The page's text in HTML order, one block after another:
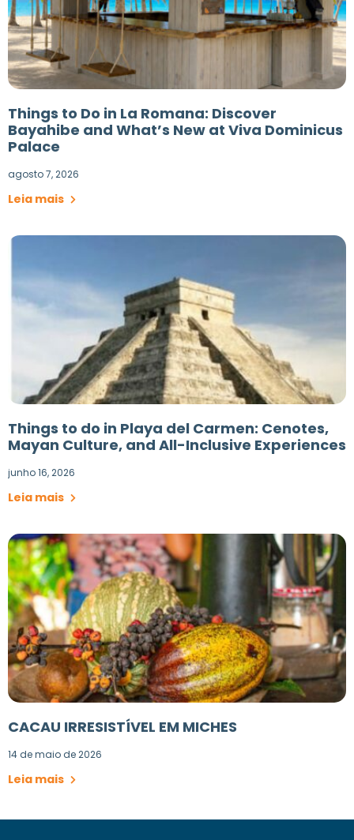
Things to Do in La Romana: Discover
Bayahibe and What’s New at Viva Dominicus
Palace
agosto 7, 2026
Leia mais
Things to do in Playa del Carmen: Cenotes,
Mayan Culture, and All-Inclusive Experiences
junho 16, 2026
Leia mais
CACAU IRRESISTÍVEL EM MICHES
14 de maio de 2026
Leia mais